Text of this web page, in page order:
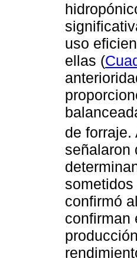
uso
ellas (
de forraje.
señalaron
confirmó
confirman